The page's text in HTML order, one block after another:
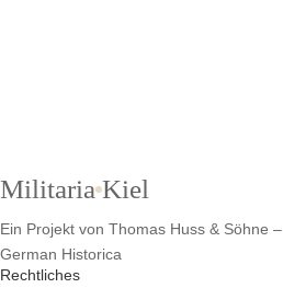
Militaria Kiel
Ein Projekt von Thomas Huss & Söhne –
German Historica
Rechtliches